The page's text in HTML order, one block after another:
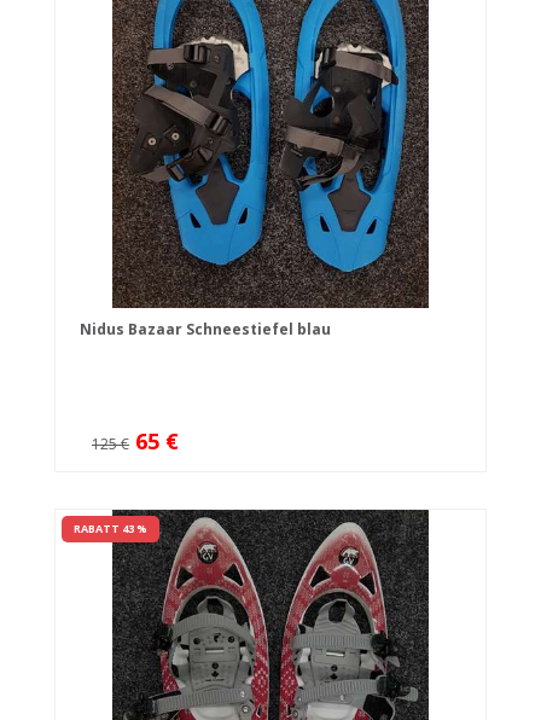
Nidus Bazaar Schneestiefel blau
125 € 65 €
RABATT 43 %